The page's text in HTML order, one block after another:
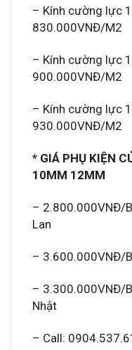
– Kính cường lực
830.000VNĐ/M2
– Kính cường lực
900.000VNĐ/M2
– Kính cường lực
930.000VNĐ/M2
* GIÁ PHỤ KIỆN
10MM 12MM
–
Lan
–
–
Nhật
– Call: